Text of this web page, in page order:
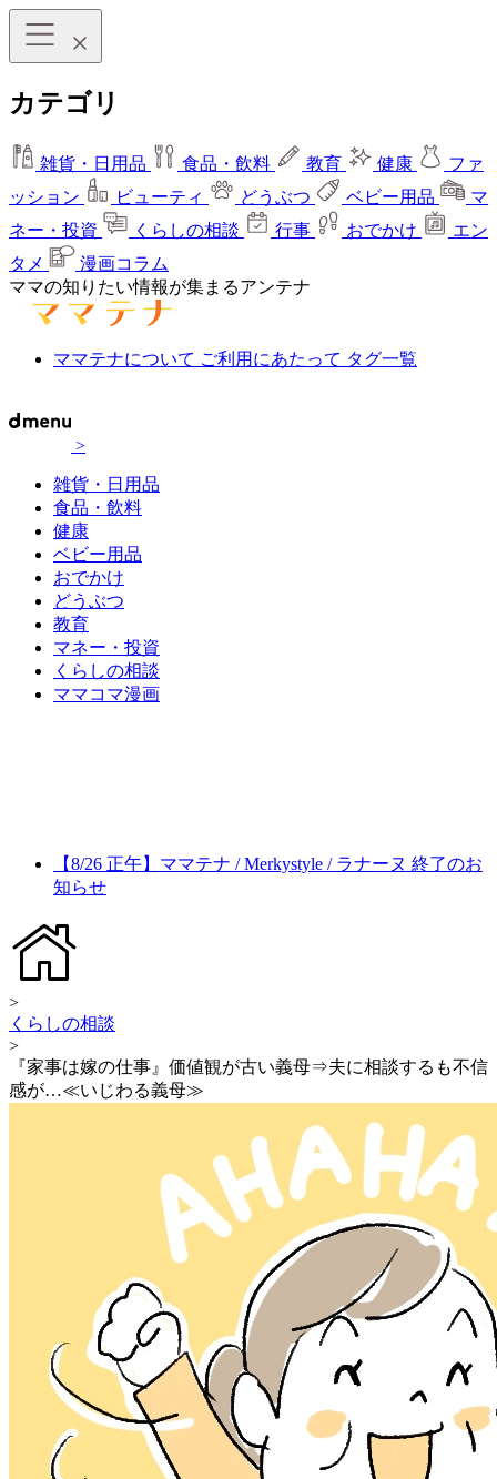
カテゴリ
雑貨・日用品 食品・飲料 教育 健康
ファ
ッション
ビューティ どうぶつ ベビー用品
マ
ネー・投資
くらしの相談 行事 おでかけ
エン
タメ
漫画コラム
ママの知りたい情報が集まるアンテナ
ママテナについて ご利用にあたって タグ一覧
>
雑貨・日用品
食品・飲料
健康
ベビー用品
おでかけ
どうぶつ
教育
マネー・投資
くらしの相談
ママコマ漫画
【8/26 正午】ママテナ / Merkystyle / ラナーヌ 終了のお
知らせ
>
くらしの相談
>
『家事は嫁の仕事』価値観が古い義母⇒夫に相談するも不信
感が…≪いじわる義母≫